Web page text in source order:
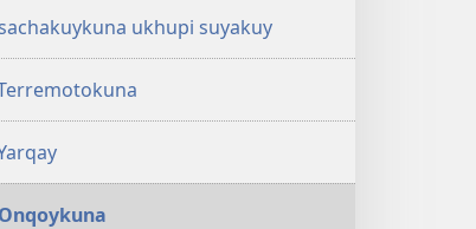
2011
ukhupi suyakuy